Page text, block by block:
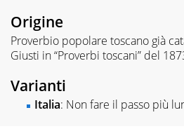
Origine
Proverbio popolare toscano già
Giusti in “Proverbi toscani” del
Varianti
Italia: Non fare il passo più